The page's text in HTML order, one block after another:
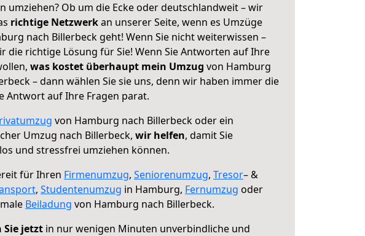
umziehen? Ob um die Ecke oder deutschlandweit – wir
richtige Netzwerkan unserer Seite, wenn es Umzüge
nach Billerbeck geht! Wenn Sie nicht weiterwissen –
die richtige Lösung für Sie! Wenn Sie Antworten auf Ihre
was kostet überhaupt mein Umzug von Hamburg
– dann wählen Sie sie uns, denn wir haben immer die
Antwort auf Ihre Fragen parat.
von Hamburg nach Billerbeck oder ein
Umzug nach Billerbeck, wir helfen, damit Sie
und stressfrei umziehen können.
für Ihren Firmenumzug, Seniorenumzug, Tresor– &
, Studentenumzug in Hamburg, Fernumzug oder
Beiladung von Hamburg nach Billerbeck.
Sie jetzt in nur wenigen Minuten unverbindliche und